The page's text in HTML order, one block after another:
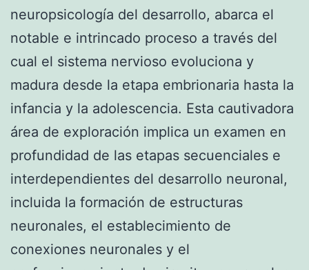
neuropsicología del desarrollo, abarca el
notable e intrincado proceso a través del
cual el sistema nervioso evoluciona y
madura desde la etapa embrionaria hasta la
infancia y la adolescencia. Esta cautivadora
área de exploración implica un examen en
profundidad de las etapas secuenciales e
interdependientes del desarrollo neuronal,
incluida la formación de estructuras
neuronales, el establecimiento de
conexiones neuronales y el